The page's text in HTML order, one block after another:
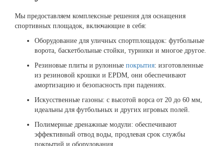
Мы предоставляем комплексные решения для оснащения
спортивных площадок, включающие в себя:
Оборудование для уличных спортплощадок: футбольные
ворота, баскетбольные стойки, турники и многое другое.
Резиновые плиты и рулонные покрытия: изготовленные
из резиновой крошки и EPDM, они обеспечивают
амортизацию и безопасность при падениях.
Искусственные газоны: с высотой ворса от 20 до 60 мм,
идеальны для футбольных и других игровых полей.
Полимерные дренажные модули: обеспечивают
эффективный отвод воды, продлевая срок службы
покрытий и оборудования.